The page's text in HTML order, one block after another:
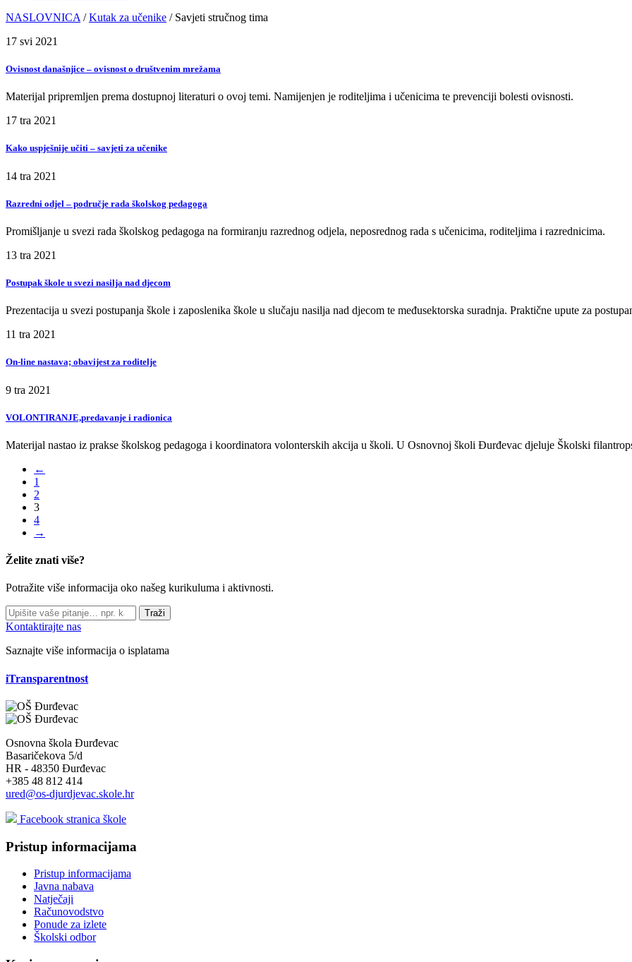
NASLOVNICA /Kutak za učenike / Savjeti stručnog tima
17 svi 2021
Ovisnost današnjice – ovisnost o društvenim mrežama
Materijal pripremljen prema dostupnoj literaturi o ovoj temi. Namijenjen je roditeljima i učenicima te prevenciji bolesti ovisnosti.
17 tra 2021
Kako uspješnije učiti – savjeti za učenike
14 tra 2021
Razredni odjel – područje rada školskog pedagoga
Promišljanje u svezi rada školskog pedagoga na formiranju razrednog odjela, neposrednog rada s učenicima, roditeljima i razrednicima.
13 tra 2021
Postupak škole u svezi nasilja nad djecom
Prezentacija u svezi postupanja škole i zaposlenika škole u slučaju nasilja nad djecom te međusektorska suradnja. Praktične upute za
11 tra 2021
On-line nastava; obavijest za roditelje
9 tra 2021
VOLONTIRANJE,predavanje i radionica
Materijal nastao iz prakse školskog pedagoga i koordinatora volonterskih akcija u školi. U Osnovnoj školi Đurđevac djeluje Školski
←
1
2
3
4
→
Želite znati više?
Potražite više informacija oko našeg kurikuluma i aktivnosti.
Traži
Kontaktirajte nas
Saznajte više informacija o isplatama
iTransparentnost
Osnovna škola Đurđevac
Basaričekova 5/d
HR - 48350 Đurđevac
+385 48 812 414
ured@os-djurdjevac.skole.hr
Facebook stranica škole
Pristup informacijama
Pristup informacijama
Javna nabava
Natječaji
Računovodstvo
Ponude za izlete
Školski odbor